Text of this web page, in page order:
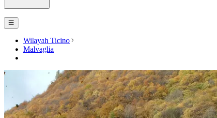
Wilayah Ticino
Malvaglia